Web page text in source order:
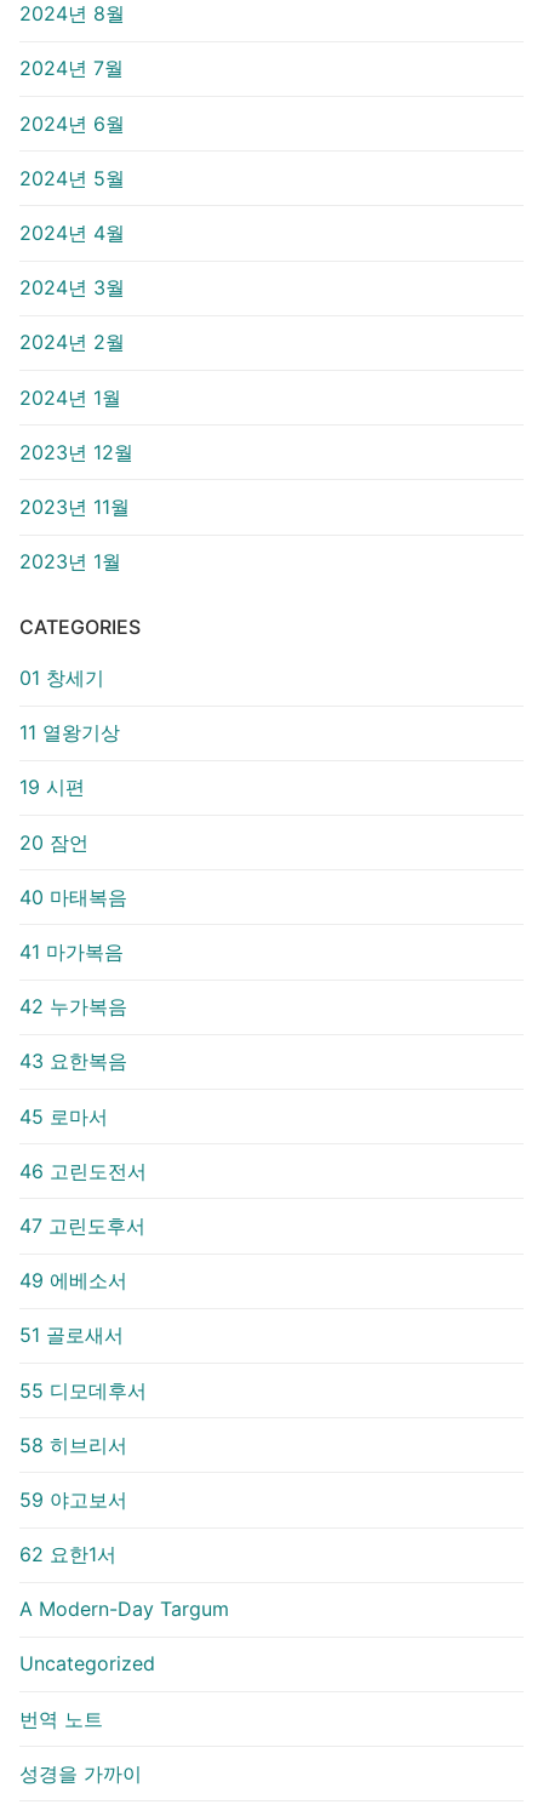
2024년 8월
2024년 7월
2024년 6월
2024년 5월
2024년 4월
2024년 3월
2024년 2월
2024년 1월
2023년 12월
2023년 11월
2023년 1월
CATEGORIES
01 창세기
11 열왕기상
19 시편
20 잠언
40 마태복음
41 마가복음
42 누가복음
43 요한복음
45 로마서
46 고린도전서
47 고린도후서
49 에베소서
51 골로새서
55 디모데후서
58 히브리서
59 야고보서
62 요한1서
A Modern-Day Targum
Uncategorized
번역 노트
성경을 가까이